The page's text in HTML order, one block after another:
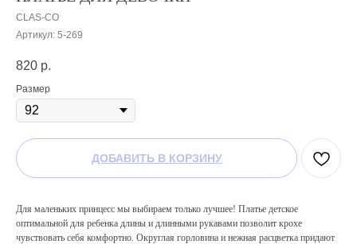
CLAS-CO
Артикул: 5-269
820 р.
Размер
ДОБАВИТЬ В КОРЗИНУ
Для маленьких принцесс мы выбираем только лучшее! Платье детское
оптимальной для ребенка длины и длинными рукавами позволит крохе
чувствовать себя комфортно. Округлая горловина и нежная расцветка придают